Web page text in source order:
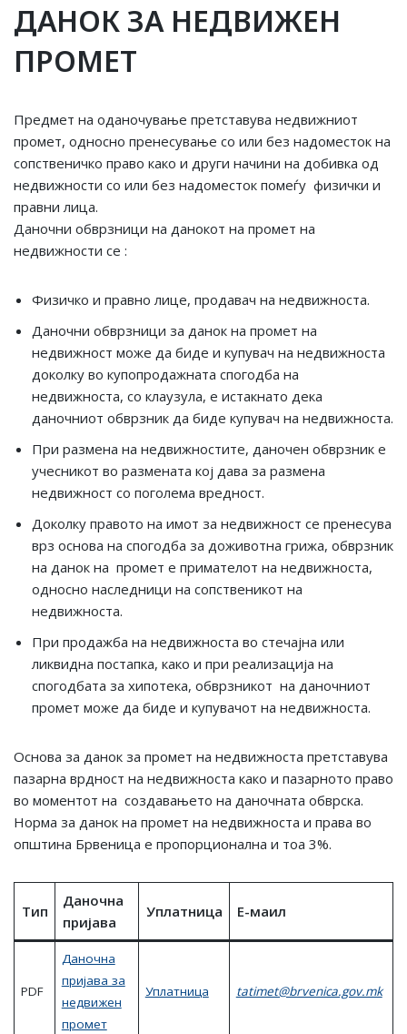
ДАНОК ЗА НЕДВИЖЕН
ПРОМЕТ
Предмет на оданочување претставува недвижниот
промет, односно пренесување со или без надоместок на
сопственичко право како и други начини на добивка од
недвижности со или без надоместок помеѓу физички и
правни лица.
Даночни обврзници на данокот на промет на
недвижности се :
Физичко и правно лице, продавач на недвижноста.
Даночни обврзници за данок на промет на
недвижност може да биде и купувач на недвижноста
доколку во купопродажната спогодба на
недвижноста, со клаузула, е истакнато дека
даночниот обврзник да биде купувач на недвижноста.
При размена на недвижностите, даночен обврзник е
учесникот во размената кој дава за размена
недвижност со поголема вредност.
Доколку правото на имот за недвижност се пренесува
врз основа на спогодба за доживотна грижа, обврзник
на данок на промет е примателот на недвижноста,
односно наследници на сопственикот на
недвижноста.
При продажба на недвижноста во стечајна или
ликвидна постапка, како и при реализација на
спогодбата за хипотека, обврзникот на даночниот
промет може да биде и купувачот на недвижноста.
Основа за данок за промет на недвижноста претставува
пазарна врдност на недвижноста како и пазарното право
во моментот на создавањето на даночната обврска.
Норма за данок на промет на недвижноста и права во
општина Брвеница е пропорционална и тоа 3%.
Tип
Даночна
пријава
Уплатница E-маил
PDF
Даночна
пријава за
недвижен
промет
Уплатница tatimet@brvenica.gov.mk